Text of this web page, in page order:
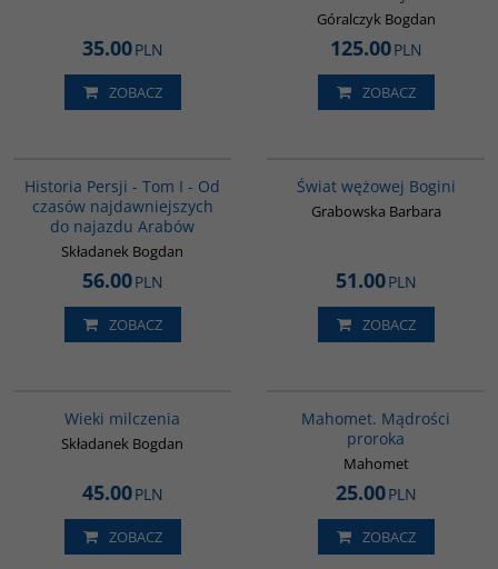
35.00PLN
ZOBACZ
Góralczyk Bogdan
125.00PLN
ZOBACZ
Historia Persji - Tom I - Od
czasów najdawniejszych
do najazdu Arabów
Składanek Bogdan
56.00PLN
ZOBACZ
Świat wężowej Bogini
Grabowska Barbara
51.00PLN
ZOBACZ
Wieki milczenia
Składanek Bogdan
45.00PLN
ZOBACZ
Mahomet. Mądrości
proroka
Mahomet
25.00PLN
ZOBACZ